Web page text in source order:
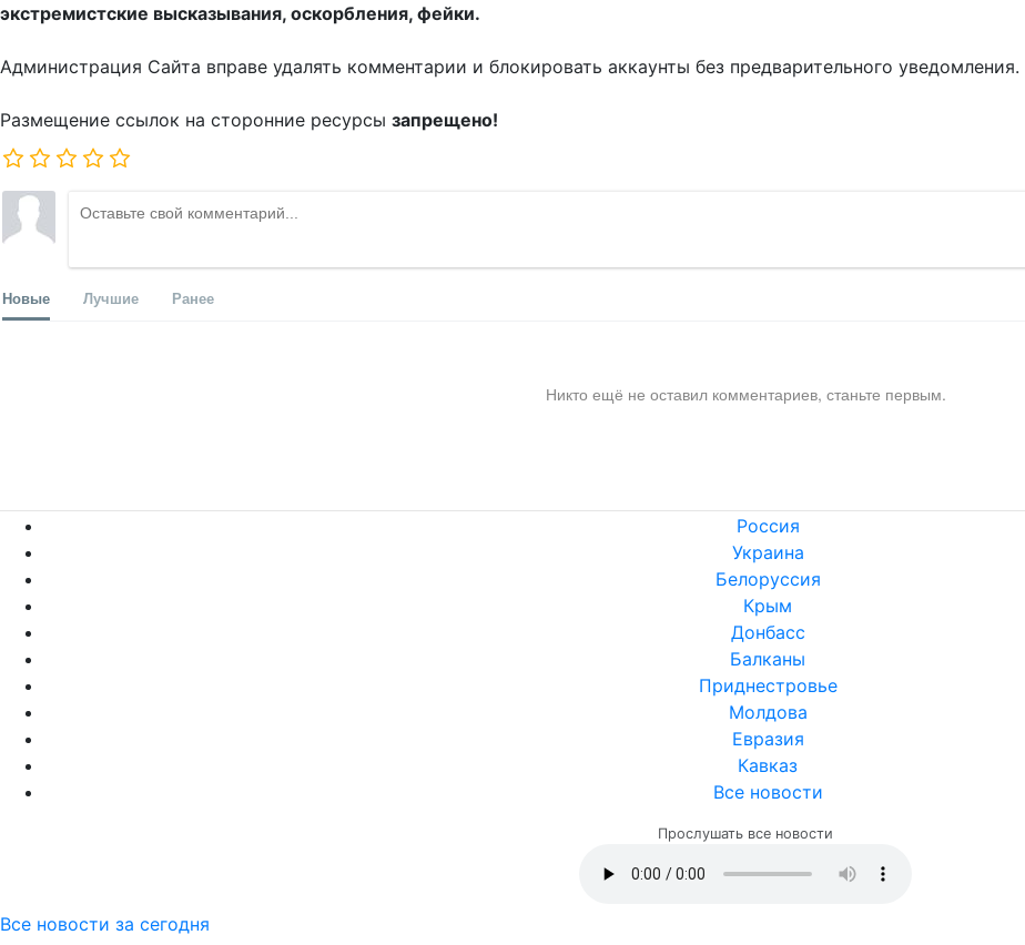
экстремистские высказывания, оскорбления, фейки.
Администрация Сайта вправе удалять комментарии и блокировать аккаунты без предварительного уведомления.
Размещение ссылок на сторонние ресурсы запрещено!
Новые Лучшие Ранее
Никто ещё не оставил комментариев, станьте первым.
Россия
Украина
Белоруссия
Крым
Донбасс
Балканы
Приднестровье
Молдова
Евразия
Кавказ
Все новости
Прослушать все новости
Все новости за сегодня